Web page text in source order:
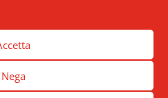
Nega